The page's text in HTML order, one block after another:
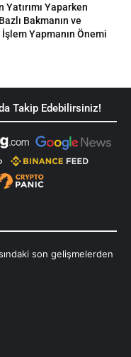
Yaparken
Bakmanın ve
Yapmanın Önemi
Takip Edebilirsiniz!
son gelişmelerden